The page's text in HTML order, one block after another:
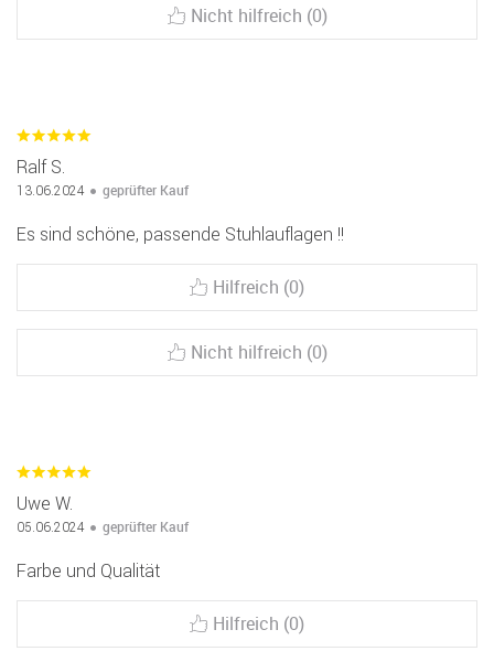
Nicht hilfreich (0)
Ralf S.
13.06.2024 geprüfter Kauf
Es sind schöne, passende Stuhlauflagen !!
Hilfreich (0)
Nicht hilfreich (0)
Uwe W.
05.06.2024 geprüfter Kauf
Farbe und Qualität
Hilfreich (0)